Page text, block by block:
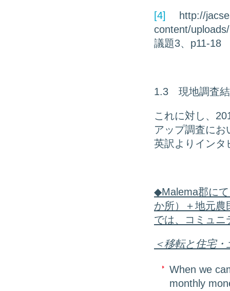
[4]
http://
content/
議題3、p11-18
1.3 現地調査
これに対し、
アップ調査に
英訳よりインタ
◆Malema郡に
か所）＋地元農
では、コミュニ
＜移転と住宅
When we
monthly